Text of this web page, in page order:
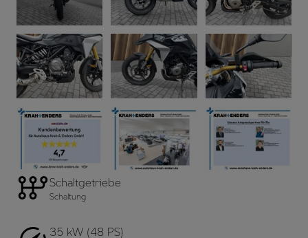
Schaltgetriebe
Schaltung
35 kW (48 PS)